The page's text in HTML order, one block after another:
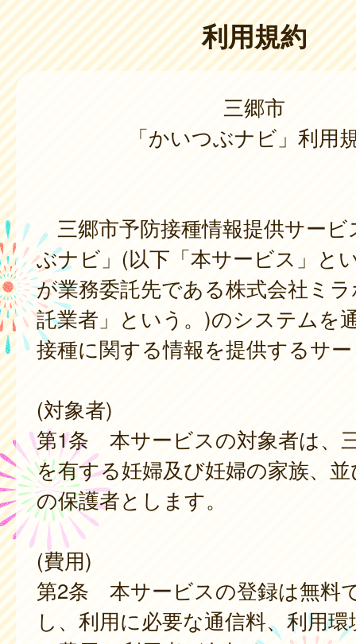
利用規約
三郷市
「かいつぶナビ」利用
三郷市予防接種情報提供サービ
ぶナビ」(以下「本サービス」と
が業務委託先である株式会社ミ
託業者」という。)のシステムを
接種に関する情報を提供するサ
(対象者)
第1条 本サービスの対象者は、
を有する妊婦及び妊婦の家族、
の保護者とします。
(費用)
第2条 本サービスの登録は無料
し、利用に必要な通信料、利用